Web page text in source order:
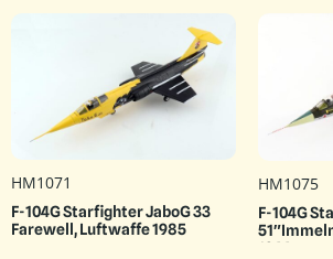
HM1071
F-104G Starfighter JaboG 33
Farewell, Luftwaffe 1985
HM1075
F-104G
1966